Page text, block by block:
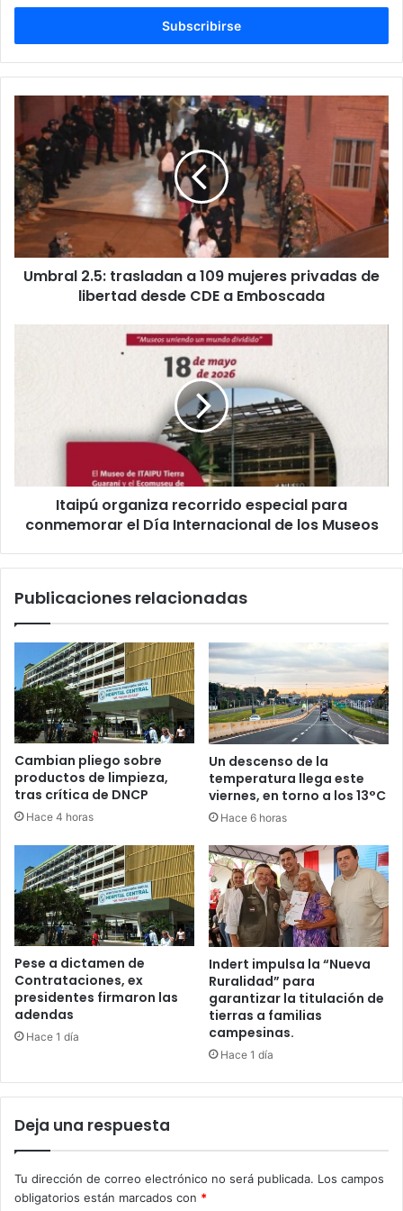
c
i
b
u
c
o
r
r
e
o
e
Umbral 2.5: trasladan a 109 mujeres privadas de
libertad desde CDE a Emboscada
Itaipú organiza recorrido especial para
conmemorar el Día Internacional de los Museos
Publicaciones relacionadas
Cambian pliego sobre
productos de limpieza,
tras crítica de DNCP
Hace 4 horas
Un descenso de la
temperatura llega este
viernes, en torno a los 13°C
Hace 6 horas
Pese a dictamen de
Contrataciones, ex
presidentes firmaron las
adendas
Hace 1 día
Indert impulsa la “Nueva
Ruralidad” para
garantizar la titulación de
tierras a familias
campesinas.
Hace 1 día
Deja una respuesta
Tu dirección de correo electrónico no será publicada. Los campos
obligatorios están marcados con *